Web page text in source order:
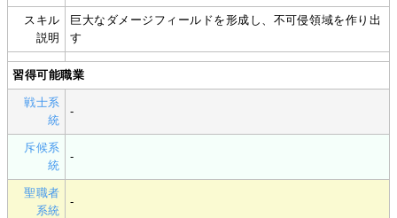
スキル
説明
巨大なダメージフィールドを形成し、不可侵領域を作り出
す
習得可能職業
戦士系
統
-
斥候系
統
-
聖職者
系統
-